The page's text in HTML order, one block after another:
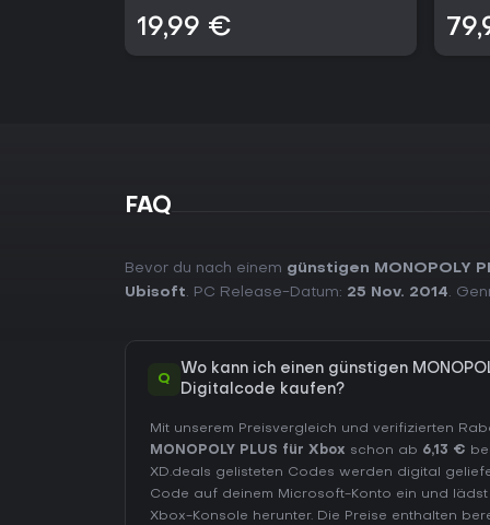
19,99 €
FAQ
Bevor du nach einem günstigen MONOPOLY
Ubisoft. PC Release-Datum: 25 Nov. 2014.
Q
Wo kann ich einen günstigen
Digitalcode kaufen?
Mit unserem Preisvergleich und verifizierten
MONOPOLY PLUS für Xbox schon ab 6,13 € bei
XD.deals gelisteten Codes werden digital
Code auf deinem Microsoft-Konto ein und lädst
Xbox-Konsole herunter. Die Preise enthalten